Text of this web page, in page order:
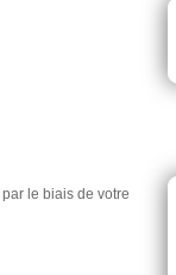
par le biais de votre